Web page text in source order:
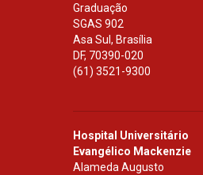
Graduação
SGAS 902
Asa Sul, Brasília
DF, 70390-020
(61) 3521-9300
Hospital Universitário
Evangélico Mackenzie
Alameda Augusto